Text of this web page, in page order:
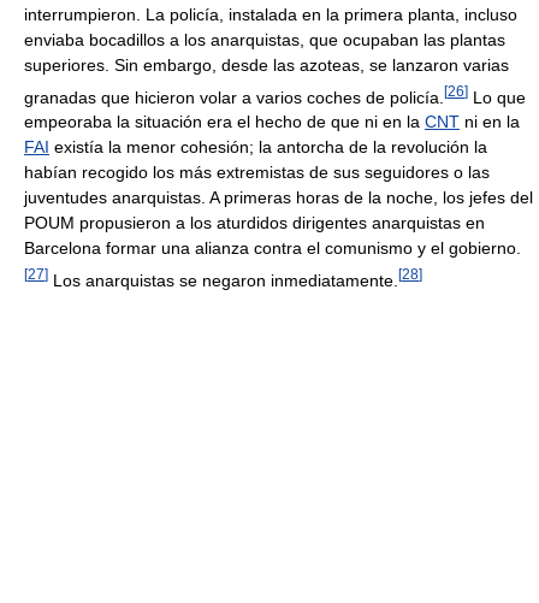
interrumpieron. La policía, instalada en la primera planta, incluso
enviaba bocadillos a los anarquistas, que ocupaban las plantas
superiores. Sin embargo, desde las azoteas, se lanzaron varias
granadas que hicieron volar a varios coches de policía. [26] Lo que
empeoraba la situación era el hecho de que ni en la CNT ni en la
FAI existía la menor cohesión; la antorcha de la revolución la
habían recogido los más extremistas de sus seguidores o las
juventudes anarquistas. A primeras horas de la noche, los jefes del
POUM propusieron a los aturdidos dirigentes anarquistas en
Barcelona formar una alianza contra el comunismo y el gobierno.
[27] Los anarquistas se negaron inmediatamente. [28]